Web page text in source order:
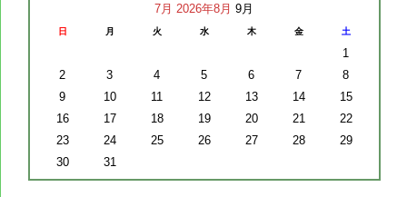
7月 2026年8月 9月
日 月 火 水 木 金 土
1
2
3 4 5 6 7
8
9
10 11 12 13 14
15
16
17 18 19 20 21
22
23
24 25 26 27 28
29
30
31